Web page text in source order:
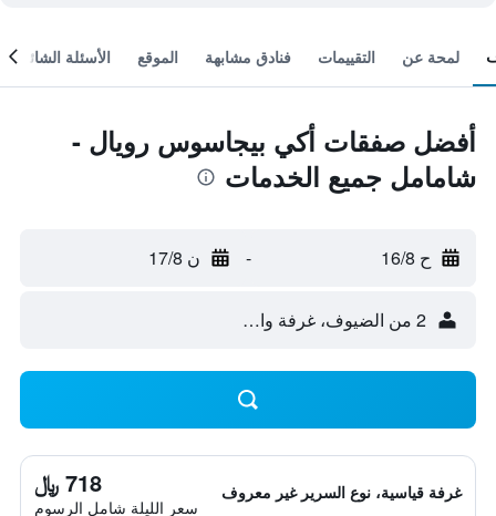
لمحة عن التقييمات فنادق مشابهة الموقع الأسئلة الشائعة
أفضل صفقات أكي بيجاسوس رويال -
شامامل جميع الخدمات
ح 16/8 - ن 17/8
2 من الضيوف، غرفة واحدة
غرفة قياسية، نوع السرير غير معروف 718 ﷼
سعر الليلة شامل الرسوم